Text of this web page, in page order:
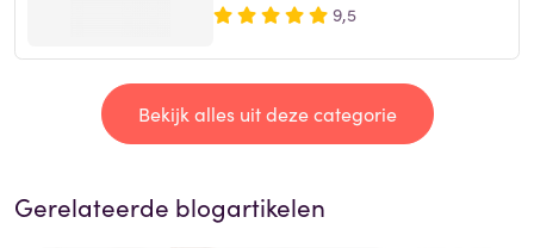
9,5
Bekijk alles uit deze categorie
Gerelateerde blogartikelen